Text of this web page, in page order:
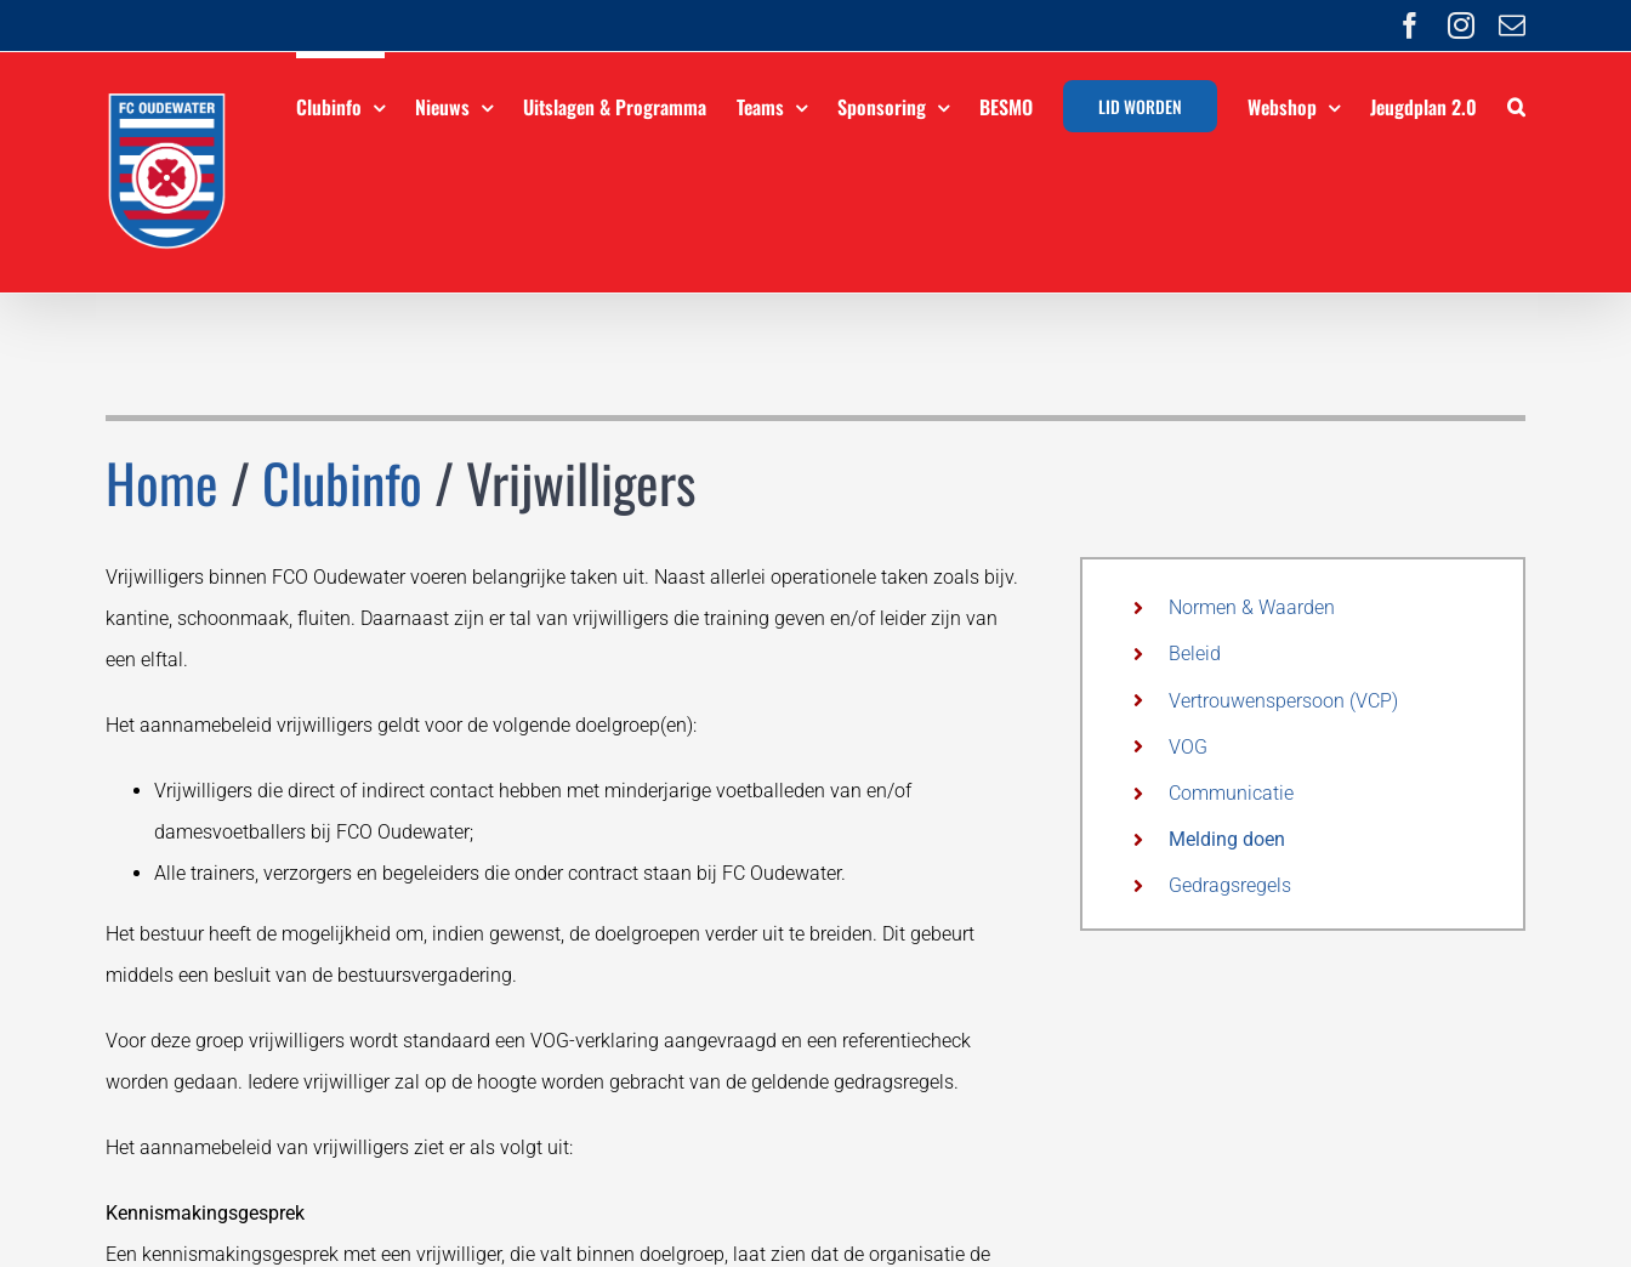
naar
Facebook
Instagram
E-
mail
Clubinfo Nieuws Uitslagen & Programma Teams Sponsoring BESMO LID WORDEN Webshop Jeugdplan 2.0
Home / Clubinfo / Vrijwilligers
Vrijwilligers binnen FCO Oudewater voeren belangrijke taken uit. Naast allerlei operationele taken zoals bijv.
kantine, schoonmaak, fluiten. Daarnaast zijn er tal van vrijwilligers die training geven en/of leider zijn van
een elftal.
Het aannamebeleid vrijwilligers geldt voor de volgende doelgroep(en):
Vrijwilligers die direct of indirect contact hebben met minderjarige voetballeden van en/of
damesvoetballers bij FCO Oudewater;
Alle trainers, verzorgers en begeleiders die onder contract staan bij FC Oudewater.
Het bestuur heeft de mogelijkheid om, indien gewenst, de doelgroepen verder uit te breiden. Dit gebeurt
middels een besluit van de bestuursvergadering.
Voor deze groep vrijwilligers wordt standaard een VOG-verklaring aangevraagd en een referentiecheck
worden gedaan. Iedere vrijwilliger zal op de hoogte worden gebracht van de geldende gedragsregels.
Het aannamebeleid van vrijwilligers ziet er als volgt uit:
Kennismakingsgesprek
Een kennismakingsgesprek met een vrijwilliger, die valt binnen doelgroep, laat zien dat de organisatie de
Normen & Waarden
Beleid
Vertrouwenspersoon (VCP)
VOG
Communicatie
Melding doen
Gedragsregels